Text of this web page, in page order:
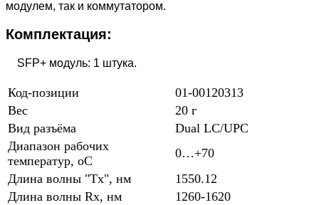
модулем, так и коммутатором.
Комплектация:
SFP+ модуль: 1 штука.
Код-позиции
01-00120313
Вес
20 г
Вид разъёма
Dual LC/UPC
Диапазон рабочих
температур, oC
0…+70
Длина волны "Tx", нм
1550.12
Длина волны Rx, нм
1260-1620